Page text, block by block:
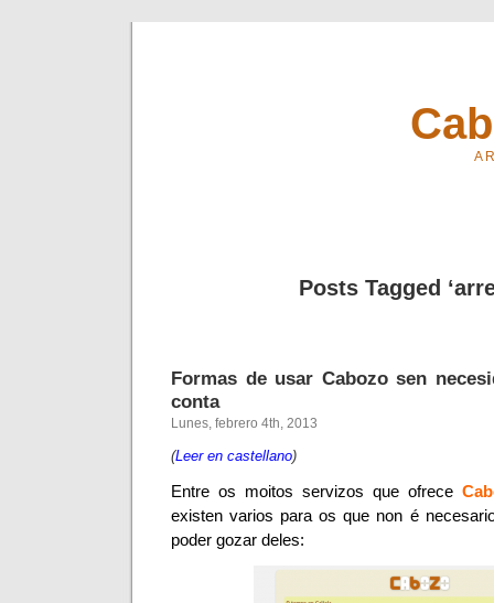
A
Posts Tagged
Formas de usar Cabozo sen
conta
Lunes, febrero 4th, 2013
(Leer en castellano)
Entre os moitos servizos que ofrece
existen varios para os que non é
poder gozar deles: